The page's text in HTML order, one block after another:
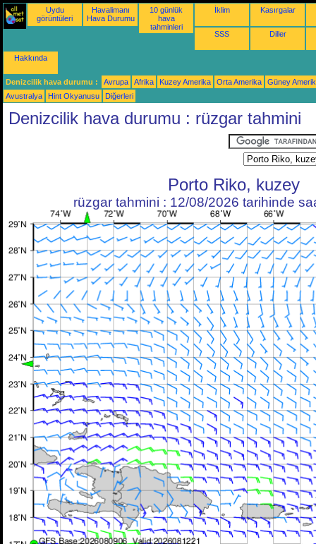
Uydu
görüntüleri
Havalimanı
Hava Durumu
10 günlük
hava
tahminleri
İklim Kasırgalar
SSS Diller
Hakkında
Denizcilik hava durumu : Avrupa Afrika Kuzey Amerika Orta Amerika
Güney
Avustralya
Hint Okyanusu Diğerleri
Denizcilik hava durumu : rüzgar tahmini
Porto Riko, kuzey
rüzgar tahmini : 12/08/2026 tarihinde